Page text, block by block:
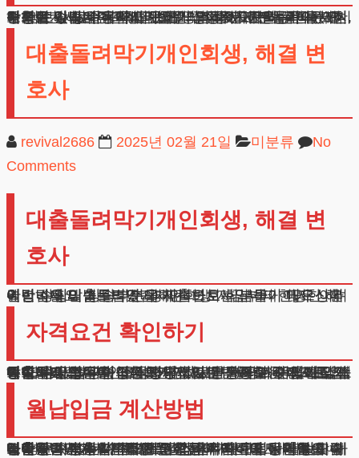
보험설계사 개인회생은 일반 급여소득자와는 다른 특수성이 있습니다. 수입구조가 복잡하고 변동폭이 크며, 각종 수당과 비용처리 문제가 얽혀있어 전문가의 세심한 검토가 필수적입니다.
저희는 수많은 유사사례들을 성공적으로 해결해왔으며, 매번 새로운 판례와 법원의 실무기준을 꼼꼼히 연구하고 있습니다. 특히 보험영업 종사자분들의 특수한 상황을 깊이 이해하고 있어, 최적화된 해결방안을 제시해드릴 수 있습니다.
대출돌려막기개인회생, 해결 변
호사
revival2686 2025년 02월 21일 미분류
No
Comments
대출돌려막기개인회생, 해결 변
호사
안녕하세요 법무법인 테헤란 변호사입니다 이자 상환에만 수입의 상당부분을 지출하시는 분들이 많으신데 이런 상황이 지속되면 경제적으로 회복하기 매우 어려워집니다 대출돌려막기개인회생 지금부터 현명한 해결방법을 말씀드리겠습니다
자격요건 확인하기
대출돌려막기개인회생 신청하시려면 정기수입이 있어야 합니다 직장인이나 자영업자는 물론 프리랜서도 가능합니다 소득을 증명할 수 있다면 누구나 기회가 있습니다
특히 원금의 구십퍼센트까지 감면받을 수 있어 실질적인 도움이 됩니다 급여명세서나 통장거래내역으로 입증이 가능합니다
일정하지 않은 수입도 평균값으로 산정할 수 있으니 걱정마세요 성실한 상환의지만 있다면 새로운 기회를 얻으실 수 있습니다 소득증빙 자료는 저희가 꼼꼼히 검토해드리겠습니다
월납입금 계산방법
대출돌려막기개인회생 통해 정해지는 월 상환액은 수입에서 기본생활비를 제외한 금액입니다 무리없이 갚아나갈 수 있는 수준으로 결정됩니다
소득증빙만 확실하다면 고정급이 아니어도 괜찮습니다 평균수입을 기준으로 산정하기 때문입니다 현재 재정상황을 정확히 파악하여 합리적인 계획을 세워드립니다
지출내역과 수입구조를 분석하여 최적의 방안을 찾아드리겠습니다 기본적인 생활은 유지하면서 채무도 해결할 수 있습니다 체계적인 상환계획으로 새출발이 가능합니다